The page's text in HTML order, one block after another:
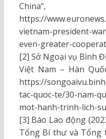
China”,
https://
vietnam-president-
even-greater-
[2] Sở Ngoại vụ Bình
Việt Nam – Hàn
https://
tac-quoc-te/30-nam-
mot-hanh-trinh-lich-
[3] Báo Lao động
Tổng Bí thư và Tổng